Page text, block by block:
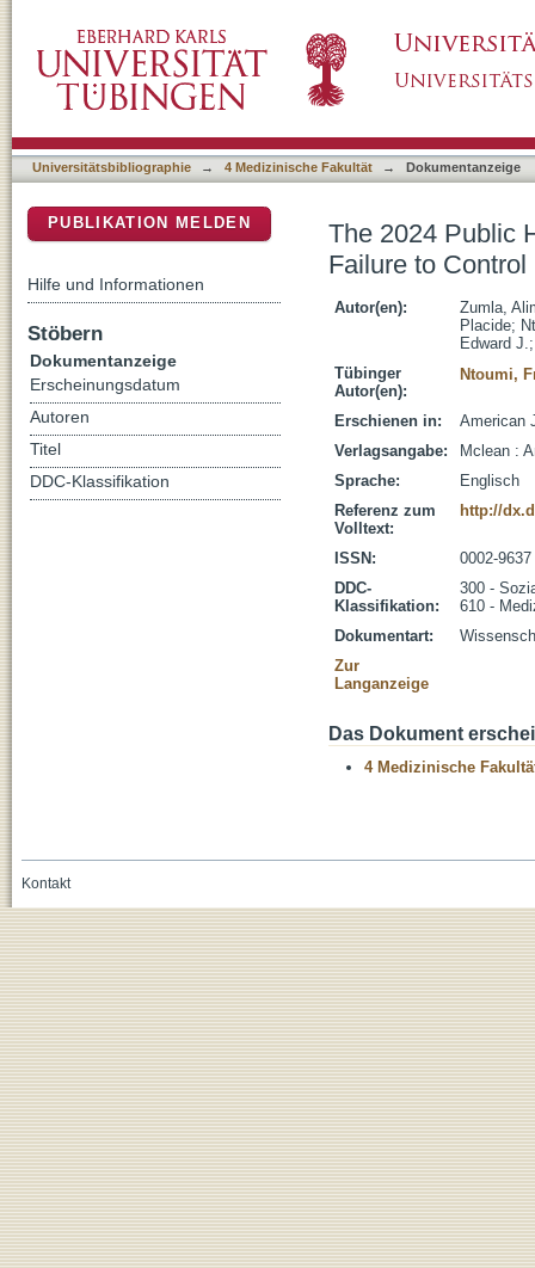
Universitätsbibliographie → 4 Medizinische Fakultät → Dokumentanzeige
The 2024 Public
Failure to Control
Autor(en):
Zumla,
Placide;
Edward J.
Tübinger
Autor(en):
Ntoumi,
Erschienen in:
American
Verlagsangabe:
Mclean :
Sprache:
Englisch
Referenz zum
Volltext:
http://
ISSN:
0002-9637
DDC-
Klassifikation:
300 -
610 -
Dokumentart:
Zur
Langanzeige
Das Dokument
4 Medizinische
PUBLIKATION MELDEN
Hilfe und Informationen
Stöbern
Dokumentanzeige
Erscheinungsdatum
Autoren
Titel
DDC-Klassifikation
Kontakt